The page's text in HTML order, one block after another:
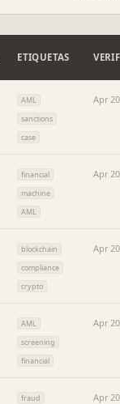
ETIQUETAS
AML
sanctions
case
Apr
financial
machine
AML
Apr
blockchain
compliance
crypto
Apr
AML
screening
financial
Apr
fraud
Apr